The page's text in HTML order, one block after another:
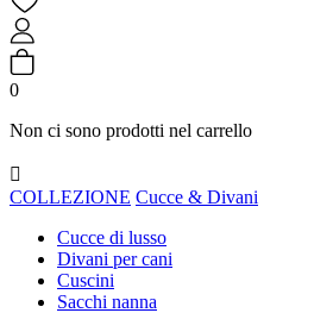
0
Non ci sono prodotti nel carrello

COLLEZIONE Cucce & Divani
Cucce di lusso
Divani per cani
Cuscini
Sacchi nanna